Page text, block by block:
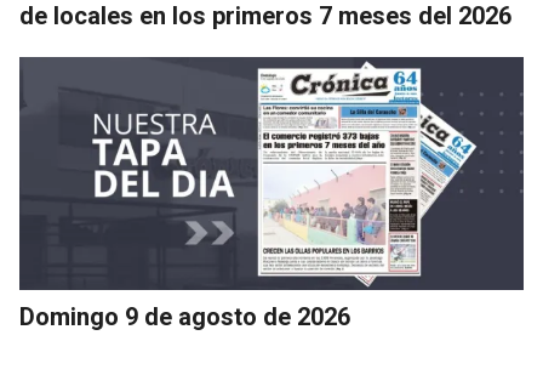
de locales en los primeros 7 meses del 2026
Domingo 9 de agosto de 2026